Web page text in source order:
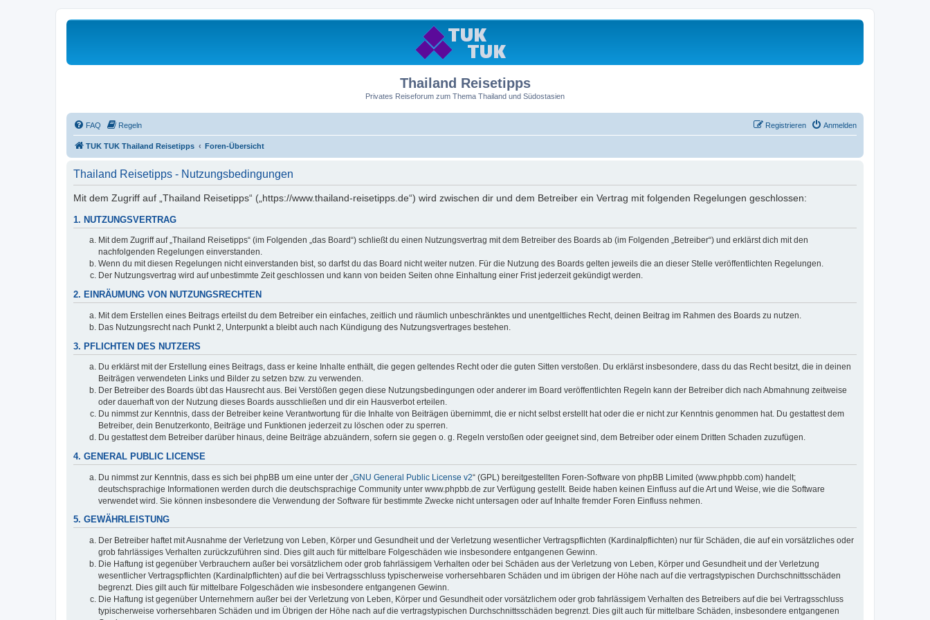
Thailand Reisetipps
Privates Reiseforum zum Thema Thailand und Südostasien
FAQ Regeln Anmelden
Registrieren
TUK TUK Thailand Reisetipps Foren-Übersicht
Thailand Reisetipps - Nutzungsbedingungen
Mit dem Zugriff auf „Thailand Reisetipps“ („https://www.thailand-reisetipps.de“) wird zwischen dir und dem Betreiber ein Vertrag mit folgenden Regelungen geschlossen:
1. NUTZUNGSVERTRAG
Mit dem Zugriff auf „Thailand Reisetipps“ (im Folgenden „das Board“) schließt du einen Nutzungsvertrag mit dem Betreiber des Boards ab (im Folgenden „Betreiber“) und erklärst dich mit den
nachfolgenden Regelungen einverstanden.
Wenn du mit diesen Regelungen nicht einverstanden bist, so darfst du das Board nicht weiter nutzen. Für die Nutzung des Boards gelten jeweils die an dieser Stelle veröffentlichten Regelungen.
Der Nutzungsvertrag wird auf unbestimmte Zeit geschlossen und kann von beiden Seiten ohne Einhaltung einer Frist jederzeit gekündigt werden.
2. EINRÄUMUNG VON NUTZUNGSRECHTEN
Mit dem Erstellen eines Beitrags erteilst du dem Betreiber ein einfaches, zeitlich und räumlich unbeschränktes und unentgeltliches Recht, deinen Beitrag im Rahmen des Boards zu nutzen.
Das Nutzungsrecht nach Punkt 2, Unterpunkt a bleibt auch nach Kündigung des Nutzungsvertrages bestehen.
3. PFLICHTEN DES NUTZERS
Du erklärst mit der Erstellung eines Beitrags, dass er keine Inhalte enthält, die gegen geltendes Recht oder die guten Sitten verstoßen. Du erklärst insbesondere, dass du das Recht besitzt, die in deinen
Beiträgen verwendeten Links und Bilder zu setzen bzw. zu verwenden.
Der Betreiber des Boards übt das Hausrecht aus. Bei Verstößen gegen diese Nutzungsbedingungen oder anderer im Board veröffentlichten Regeln kann der Betreiber dich nach Abmahnung zeitweise
oder dauerhaft von der Nutzung dieses Boards ausschließen und dir ein Hausverbot erteilen.
Du nimmst zur Kenntnis, dass der Betreiber keine Verantwortung für die Inhalte von Beiträgen übernimmt, die er nicht selbst erstellt hat oder die er nicht zur Kenntnis genommen hat. Du gestattest dem
Betreiber, dein Benutzerkonto, Beiträge und Funktionen jederzeit zu löschen oder zu sperren.
Du gestattest dem Betreiber darüber hinaus, deine Beiträge abzuändern, sofern sie gegen o. g. Regeln verstoßen oder geeignet sind, dem Betreiber oder einem Dritten Schaden zuzufügen.
4. GENERAL PUBLIC LICENSE
Du nimmst zur Kenntnis, dass es sich bei phpBB um eine unter der „ GNU General Public License v2“ (GPL) bereitgestellten Foren-Software von phpBB Limited (www.phpbb.com) handelt;
deutschsprachige Informationen werden durch die deutschsprachige Community unter www.phpbb.de zur Verfügung gestellt. Beide haben keinen Einfluss auf die Art und Weise, wie die Software
verwendet wird. Sie können insbesondere die Verwendung der Software für bestimmte Zwecke nicht untersagen oder auf Inhalte fremder Foren Einfluss nehmen.
5. GEWÄHRLEISTUNG
Der Betreiber haftet mit Ausnahme der Verletzung von Leben, Körper und Gesundheit und der Verletzung wesentlicher Vertragspflichten (Kardinalpflichten) nur für Schäden, die auf ein vorsätzliches oder
grob fahrlässiges Verhalten zurückzuführen sind. Dies gilt auch für mittelbare Folgeschäden wie insbesondere entgangenen Gewinn.
Die Haftung ist gegenüber Verbrauchern außer bei vorsätzlichem oder grob fahrlässigem Verhalten oder bei Schäden aus der Verletzung von Leben, Körper und Gesundheit und der Verletzung
wesentlicher Vertragspflichten (Kardinalpflichten) auf die bei Vertragsschluss typischerweise vorhersehbaren Schäden und im übrigen der Höhe nach auf die vertragstypischen Durchschnittsschäden
begrenzt. Dies gilt auch für mittelbare Folgeschäden wie insbesondere entgangenen Gewinn.
Die Haftung ist gegenüber Unternehmern außer bei der Verletzung von Leben, Körper und Gesundheit oder vorsätzlichem oder grob fahrlässigem Verhalten des Betreibers auf die bei Vertragsschluss
typischerweise vorhersehbaren Schäden und im Übrigen der Höhe nach auf die vertragstypischen Durchschnittsschäden begrenzt. Dies gilt auch für mittelbare Schäden, insbesondere entgangenen